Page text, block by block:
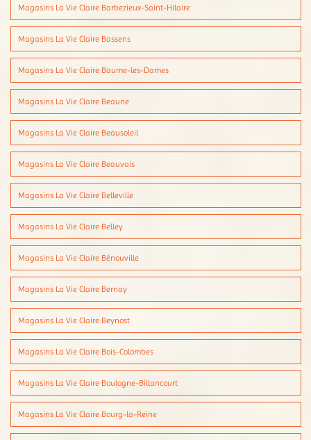
Magasins La Vie Claire Barbezieux-Saint-Hilaire
Magasins La Vie Claire Bassens
Magasins La Vie Claire Baume-les-Dames
Magasins La Vie Claire Beaune
Magasins La Vie Claire Beausoleil
Magasins La Vie Claire Beauvais
Magasins La Vie Claire Belleville
Magasins La Vie Claire Belley
Magasins La Vie Claire Bénouville
Magasins La Vie Claire Bernay
Magasins La Vie Claire Beynost
Magasins La Vie Claire Bois-Colombes
Magasins La Vie Claire Boulogne-Billancourt
Magasins La Vie Claire Bourg-la-Reine